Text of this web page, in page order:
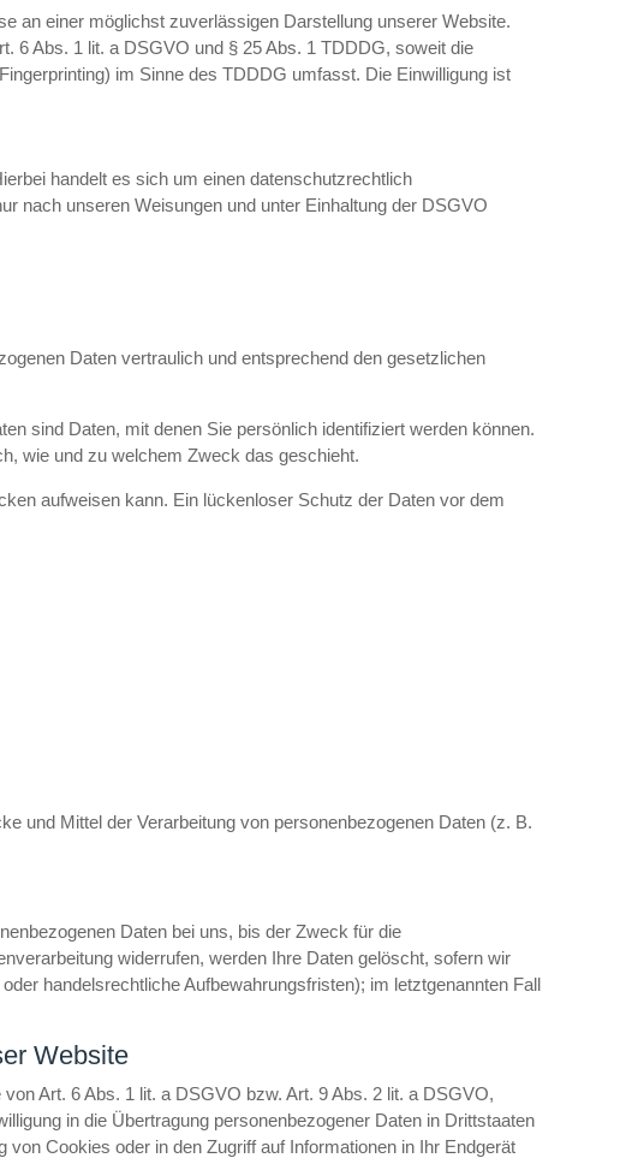
an einer möglichst zuverlässigen Darstellung unserer Website.
6 Abs. 1 lit. a DSGVO und § 25 Abs. 1 TDDDG, soweit die
im Sinne des TDDDG umfasst. Die Einwilligung ist
handelt es sich um einen datenschutzrechtlich
nach unseren Weisungen und unter Einhaltung der DSGVO
Daten vertraulich und entsprechend den gesetzlichen
sind Daten, mit denen Sie persönlich identifiziert werden können.
wie und zu welchem Zweck das geschieht.
aufweisen kann. Ein lückenloser Schutz der Daten vor dem
und Mittel der Verarbeitung von personenbezogenen Daten (z. B.
Daten bei uns, bis der Zweck für die
widerrufen, werden Ihre Daten gelöscht, sofern wir
handelsrechtliche Aufbewahrungsfristen); im letztgenannten Fall
Website
Art. 6 Abs. 1 lit. a DSGVO bzw. Art. 9 Abs. 2 lit. a DSGVO,
in die Übertragung personenbezogener Daten in Drittstaaten
Cookies oder in den Zugriff auf Informationen in Ihr Endgerät